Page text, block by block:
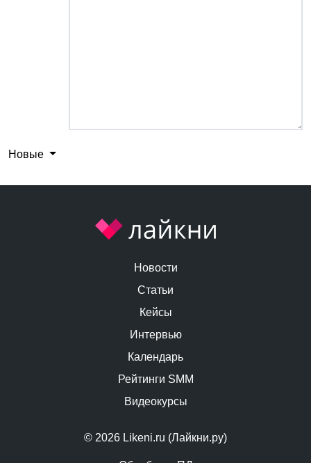
Новые
© 2026 Likeni.ru (Лайкни.ру)
Новости
Статьи
Кейсы
Интервью
Календарь
Рейтинги SMM
Видеокурсы